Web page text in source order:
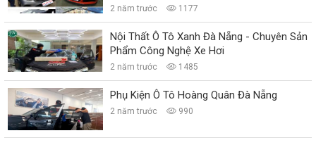
2 năm trước 1177
Nội Thất Ô Tô Xanh Đà Nẵng - Chuyên Sản
Phẩm Công Nghệ Xe Hơi
2 năm trước 1485
Phụ Kiện Ô Tô Hoàng Quân Đà Nẵng
2 năm trước 990